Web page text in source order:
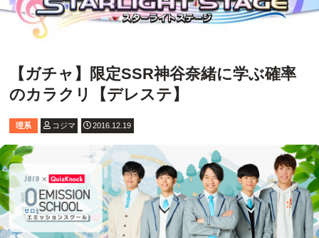
【ガチャ】限定SSR神谷奈緒に学ぶ確率
のカラクリ【デレステ】
理系 コジマ 2016.12.19